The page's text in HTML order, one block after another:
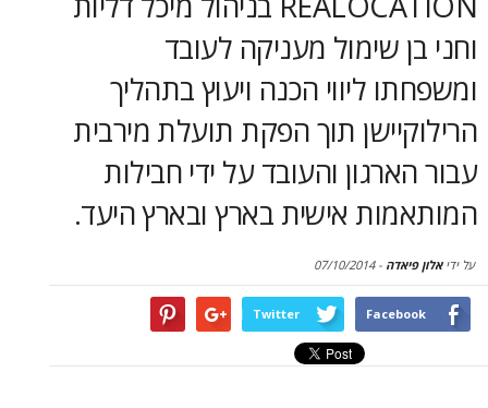
שימול מעניקה לעובד
ליווי הכנה ויעוץ בתהליך
תוך הפקת תועלת מירבית
והעובד על ידי חבילות
אישית בארץ ובארץ היעד.
-
07/10/2014
Twitter